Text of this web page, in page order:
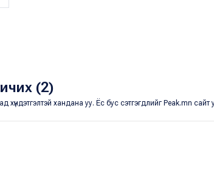
(2)
хүндэтгэлтэй хандана уу. Ёс бус сэтгэгдлийг Peak.mn сайт